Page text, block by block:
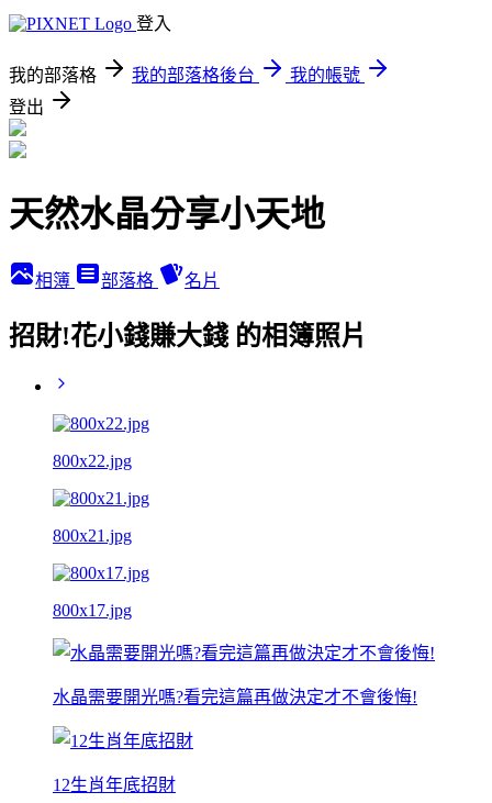
登入
我的部落格 我的部落格後台
我的帳號
登出
天然水晶分享小天地
相簿 部落格 名片
招財!花小錢賺大錢 的相簿照片
800x22.jpg
800x21.jpg
800x17.jpg
水晶需要開光嗎?看完這篇再做決定才不會後悔!
12生肖年底招財